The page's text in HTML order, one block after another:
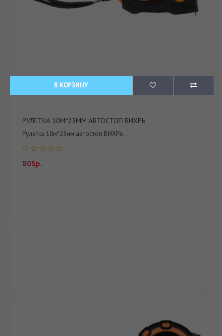
В КОРЗИНУ
РУЛЕТКА 10М*25ММ АВТОСТОП ВИХРЬ
Рулетка 10м*25мм автостоп ВИХРЬ ..
805р.